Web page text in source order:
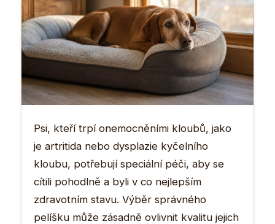
Psi, kteří trpí onemocněními kloubů, jako
je artritida nebo dysplazie kyčelního
kloubu, potřebují speciální péči, aby se
cítili pohodlně a byli v co nejlepším
zdravotním stavu. Výběr správného
pelíšku může zásadně ovlivnit kvalitu jejich